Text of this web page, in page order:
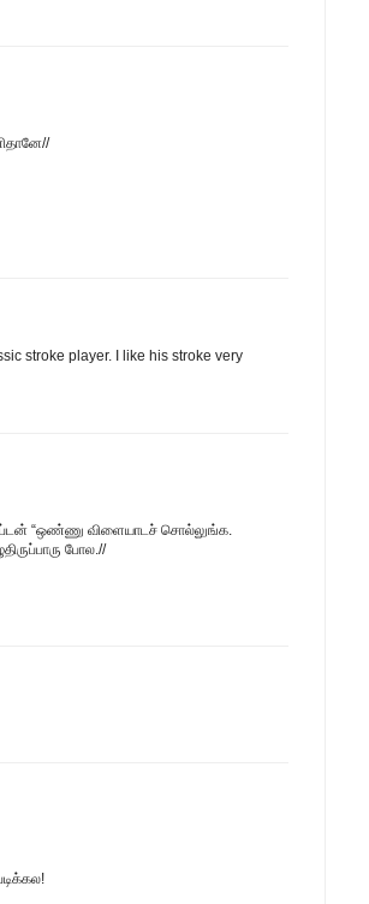
stroke player. I like his stroke very
“ஒண்ணு விளையாடச் சொல்லுங்க.
போல.//